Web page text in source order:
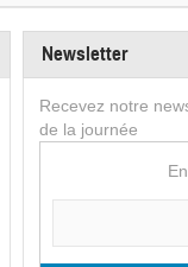
Newsletter
Recevez notre
de la journée